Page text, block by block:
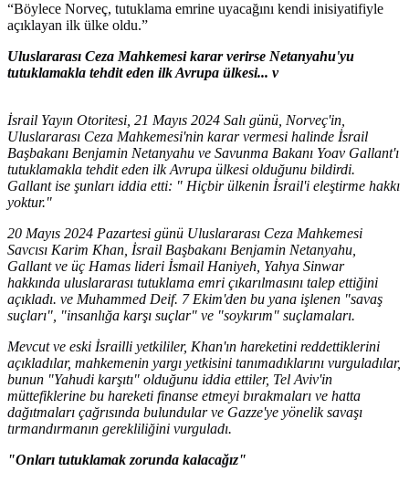
“Böylece Norveç, tutuklama emrine uyacağını kendi inisiyatifiyle
açıklayan ilk ülke oldu.”
Uluslararası Ceza Mahkemesi karar verirse Netanyahu'yu
tutuklamakla tehdit eden ilk Avrupa ülkesi... v
İsrail Yayın Otoritesi, 21 Mayıs 2024 Salı günü, Norveç'in,
Uluslararası Ceza Mahkemesi'nin karar vermesi halinde İsrail
Başbakanı Benjamin Netanyahu ve Savunma Bakanı Yoav Gallant'ı
tutuklamakla tehdit eden ilk Avrupa ülkesi olduğunu bildirdi.
Gallant ise şunları iddia etti: " Hiçbir ülkenin İsrail'i eleştirme hakkı
yoktur."
20 Mayıs 2024 Pazartesi günü Uluslararası Ceza Mahkemesi
Savcısı Karim Khan, İsrail Başbakanı Benjamin Netanyahu,
Gallant ve üç Hamas lideri İsmail Haniyeh, Yahya Sinwar
hakkında uluslararası tutuklama emri çıkarılmasını talep ettiğini
açıkladı. ve Muhammed Deif. 7 Ekim'den bu yana işlenen "savaş
suçları", "insanlığa karşı suçlar" ve "soykırım" suçlamaları.
Mevcut ve eski İsrailli yetkililer, Khan'ın hareketini reddettiklerini
açıkladılar, mahkemenin yargı yetkisini tanımadıklarını vurguladılar,
bunun "Yahudi karşıtı" olduğunu iddia ettiler, Tel Aviv'in
müttefiklerine bu hareketi finanse etmeyi bırakmaları ve hatta
dağıtmaları çağrısında bulundular ve Gazze'ye yönelik savaşı
tırmandırmanın gerekliliğini vurguladı.
"Onları tutuklamak zorunda kalacağız"